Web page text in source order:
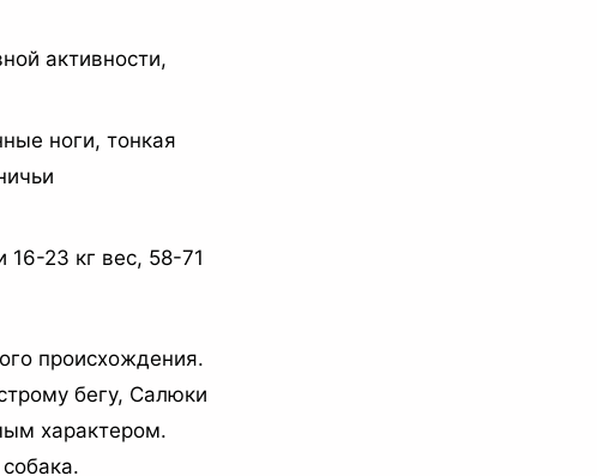
активности,
ноги, тонкая
16-23 кг вес, 58-71
происхождения.
бегу, Салюки
характером.